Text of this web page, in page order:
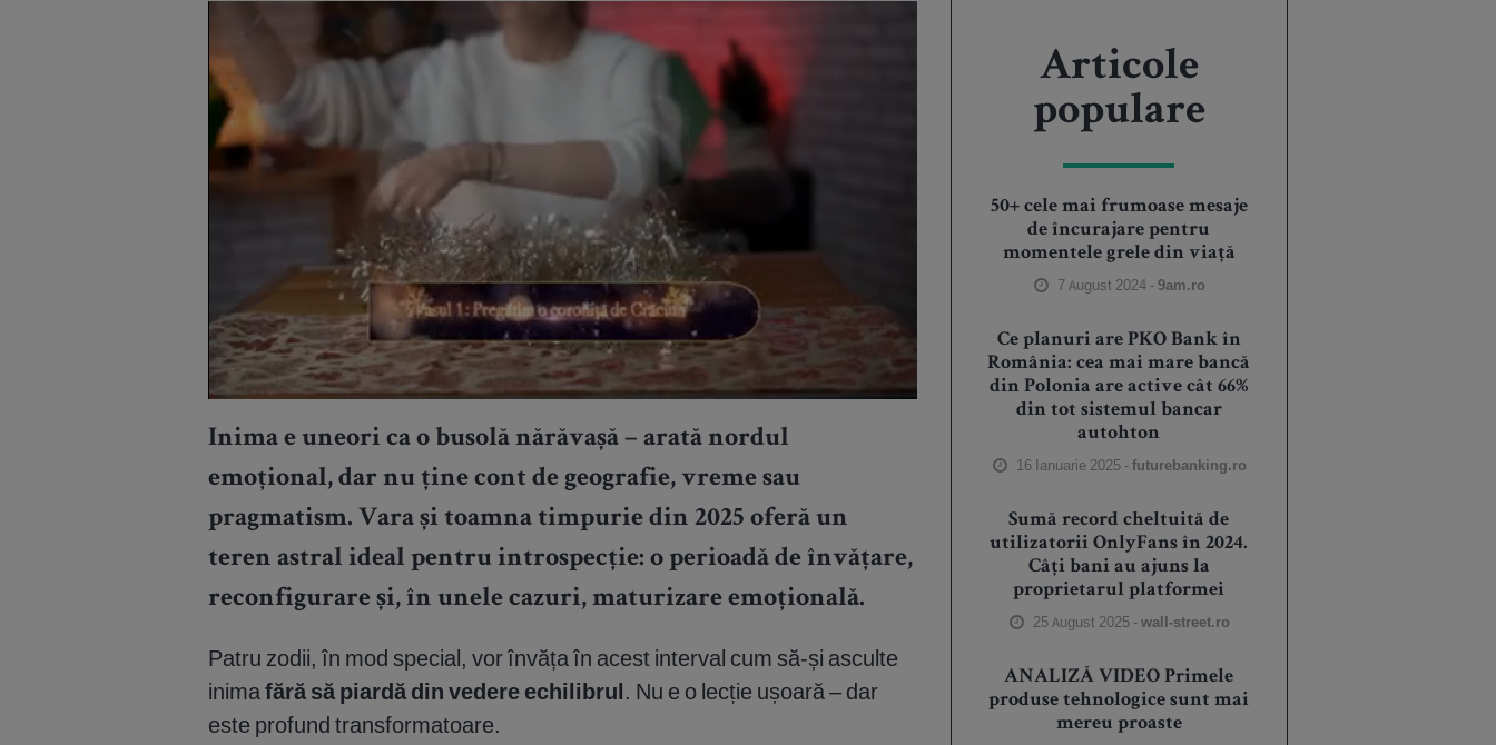
Inima e uneori ca o busolă nărăvașă – arată nordul
emoțional, dar nu ține cont de geografie, vreme sau
pragmatism. Vara și toamna timpurie din 2025 oferă un
teren astral ideal pentru introspecție: o perioadă de învățare,
reconfigurare și, în unele cazuri, maturizare emoțională.
Patru zodii, în mod special, vor învăța în acest interval cum să-și asculte
inimafără să piardă din vedere echilibrul. Nu e o lecție ușoară – dar
este profund transformatoare.
Articole
populare
50+ cele mai frumoase mesaje
de încurajare pentru
momentele grele din viață
7 August 2024 -9am.ro
Ce planuri are PKO Bank în
România: cea mai mare bancă
din Polonia are active cât 66%
din tot sistemul bancar
autohton
16 Ianuarie 2025 -futurebanking.ro
Sumă record cheltuită de
utilizatorii OnlyFans în 2024.
Câți bani au ajuns la
proprietarul platformei
25 August 2025 -wall-street.ro
ANALIZĂ VIDEO Primele
produse tehnologice sunt mai
mereu proaste